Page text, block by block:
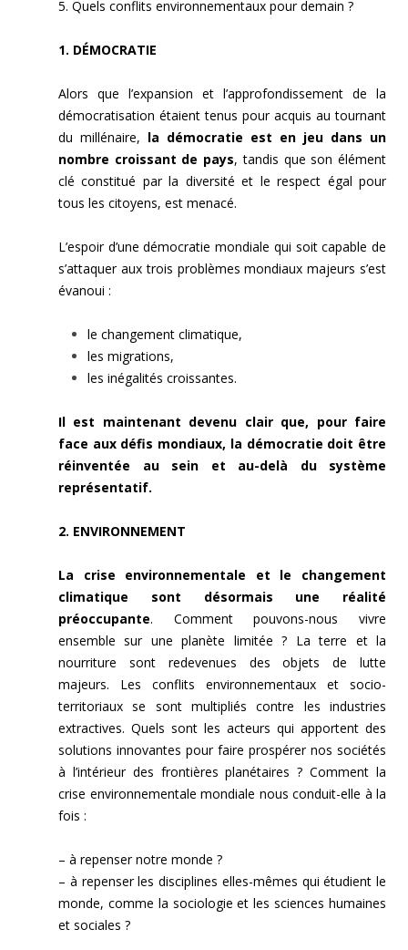
5. Quels conflits environnementaux pour demain ?
1. DÉMOCRATIE
Alors que l’expansion et l’approfondissement de la
démocratisation étaient tenus pour acquis au tournant
du millénaire, la démocratie est en jeu dans un
nombre croissant de pays, tandis que son élément
clé constitué par la diversité et le respect égal pour
tous les citoyens, est menacé.
L’espoir d’une démocratie mondiale qui soit capable de
s’attaquer aux trois problèmes mondiaux majeurs s’est
évanoui :
le changement climatique,
les migrations,
les inégalités croissantes.
Il est maintenant devenu clair que, pour faire
face aux défis mondiaux, la démocratie doit être
réinventée au sein et au-delà du système
représentatif.
2. ENVIRONNEMENT
La crise environnementale et le changement
climatique sont désormais une réalité
préoccupante. Comment pouvons-nous vivre
ensemble sur une planète limitée ? La terre et la
nourriture sont redevenues des objets de lutte
majeurs. Les conflits environnementaux et socio-
territoriaux se sont multipliés contre les industries
extractives. Quels sont les acteurs qui apportent des
solutions innovantes pour faire prospérer nos sociétés
à l’intérieur des frontières planétaires ? Comment la
crise environnementale mondiale nous conduit-elle à la
fois :
– à repenser notre monde ?
– à repenser les disciplines elles-mêmes qui étudient le
monde, comme la sociologie et les sciences humaines
et sociales ?